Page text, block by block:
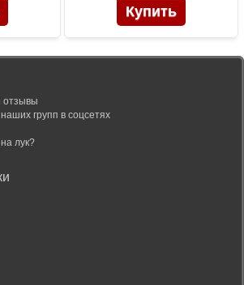
отзывы
групп в соцсетях
лук?